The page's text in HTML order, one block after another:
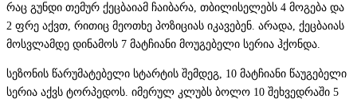
რაც გუნდი თემურ ქეცბაიამ ჩაიბარა, თბილისელებს 4 მოგება და
2 ფრე აქვთ, რითიც მეოთხე პოზიციას იკავებენ. არადა, ქეცბაიას
მოსვლამდე დინამოს 7 მატჩიანი მოუგებელი სერია ჰქონდა.
სეზონის წარუმატებელი სტარტის შემდეგ, 10 მატჩიანი წაუგებელი
სერია აქვს ტორპედოს. იმერულ კლუბს ბოლო 10 შეხვედრაში 5